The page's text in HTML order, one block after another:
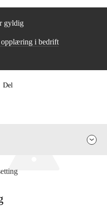
gyldig
opplæring i bedrift
Del